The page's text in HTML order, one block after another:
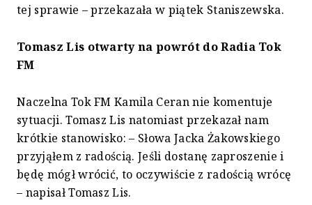
tej sprawie – przekazała w piątek Staniszewska.
Tomasz Lis otwarty na powrót do Radia Tok
FM
Naczelna Tok FM Kamila Ceran nie komentuje
sytuacji. Tomasz Lis natomiast przekazał nam
krótkie stanowisko: – Słowa Jacka Żakowskiego
przyjąłem z radością. Jeśli dostanę zaproszenie i
będę mógł wrócić, to oczywiście z radością wrócę
– napisał Tomasz Lis.